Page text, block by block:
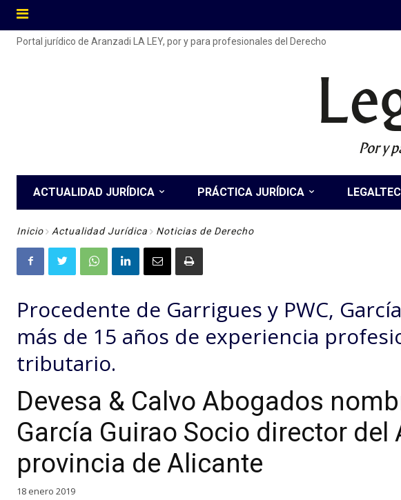
Portal jurídico de Aranzadi LA LEY, por y para profesionales del Derecho
Por y
ACTUALIDAD JURÍDICA PRÁCTICA JURÍDICA
Inicio Actualidad Jurídica Noticias de Derecho
Procedente de Garrigues y PWC,
más de 15 años de experiencia
tributario.
Devesa & Calvo Abogados
García Guirao Socio director del
provincia de Alicante
18 enero 2019